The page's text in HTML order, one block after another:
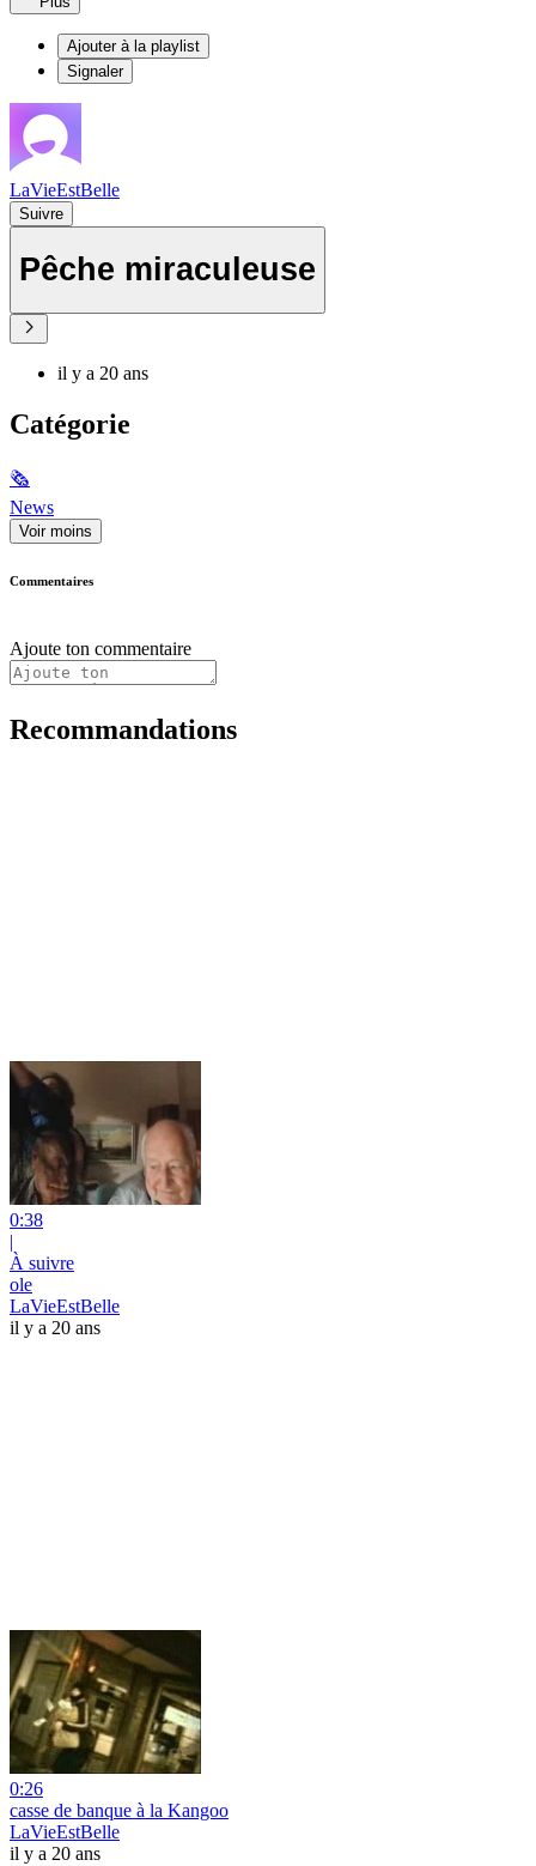
Ajouter à la playlist
Signaler
LaVieEstBelle
Suivre
Pêche miraculeuse
il y a 20 ans
Catégorie
🗞
News
Voir moins
Commentaires
Ajoute ton commentaire
Recommandations
0:38
|
À suivre
ole
LaVieEstBelle
il y a 20 ans
0:26
casse de banque à la Kangoo
LaVieEstBelle
il y a 20 ans